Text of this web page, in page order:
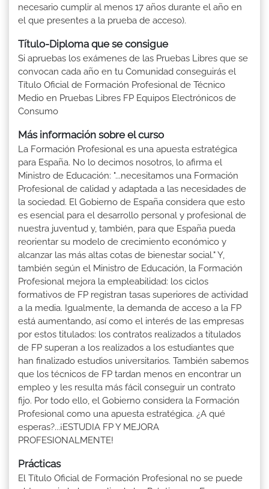
necesario cumplir al menos 17 años durante el año en
el que presentes a la prueba de acceso).
Título-Diploma que se consigue
Si apruebas los exámenes de las Pruebas Libres que se
convocan cada año en tu Comunidad conseguirás el
Título Oficial de Formación Profesional de Técnico
Medio en Pruebas Libres FP Equipos Electrónicos de
Consumo
Más información sobre el curso
La Formación Profesional es una apuesta estratégica
para España. No lo decimos nosotros, lo afirma el
Ministro de Educación: "...necesitamos una Formación
Profesional de calidad y adaptada a las necesidades de
la sociedad. El Gobierno de España considera que esto
es esencial para el desarrollo personal y profesional de
nuestra juventud y, también, para que España pueda
reorientar su modelo de crecimiento económico y
alcanzar las más altas cotas de bienestar social." Y,
también según el Ministro de Educación, la Formación
Profesional mejora la empleabilidad: los ciclos
formativos de FP registran tasas superiores de actividad
a la media. Igualmente, la demanda de acceso a la FP
está aumentando, así como el interés de las empresas
por estos titulados: los contratos realizados a titulados
de FP superan a los realizados a los estudiantes que
han finalizado estudios universitarios. También sabemos
que los técnicos de FP tardan menos en encontrar un
empleo y les resulta más fácil conseguir un contrato
fijo. Por todo ello, el Gobierno considera la Formación
Profesional como una apuesta estratégica. ¿A qué
esperas?...¡ESTUDIA FP Y MEJORA
PROFESIONALMENTE!
Prácticas
El Título Oficial de Formación Profesional no se puede